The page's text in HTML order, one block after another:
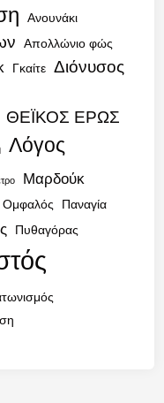
Ανουνάκι
Απολλώνιο φώς
Γκαίτε Διόνυσος
ΘΕΪΚΟΣ ΕΡΩΣ
Λόγος
Μαρδούκ
Ομφαλός Παναγία
Πυθαγόρας